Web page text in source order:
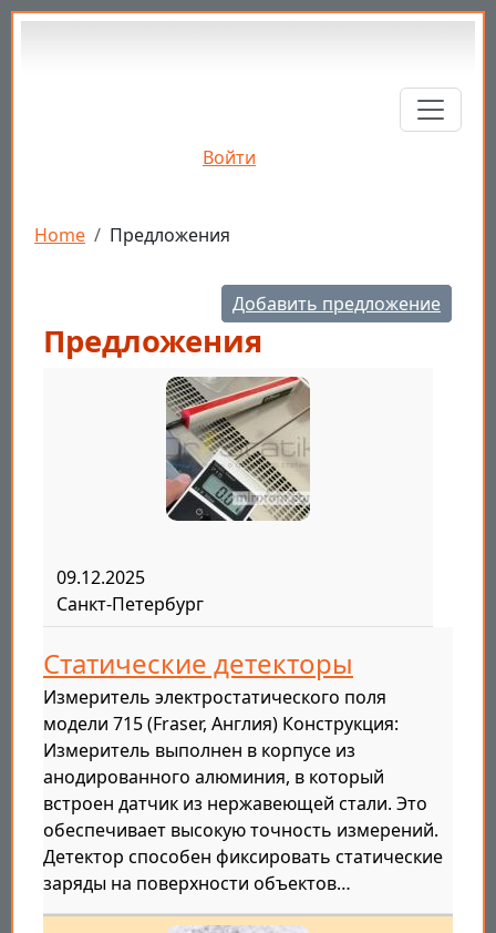
Перейти к основному содержанию
Войти
Строка навигации
Home Предложения
Добавить предложение
Предложения
09.12.2025
Санкт-Петербург
Статические детекторы
Измеритель электростатического поля
модели 715 (Fraser, Англия) Конструкция:
Измеритель выполнен в корпусе из
анодированного алюминия, в который
встроен датчик из нержавеющей стали. Это
обеспечивает высокую точность измерений.
Детектор способен фиксировать статические
заряды на поверхности объектов…